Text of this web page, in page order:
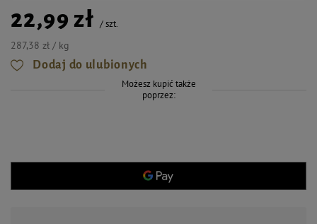
22,99 zł /szt.
287,38 zł / kg
Dodaj do ulubionych
Możesz kupić także
poprzez: